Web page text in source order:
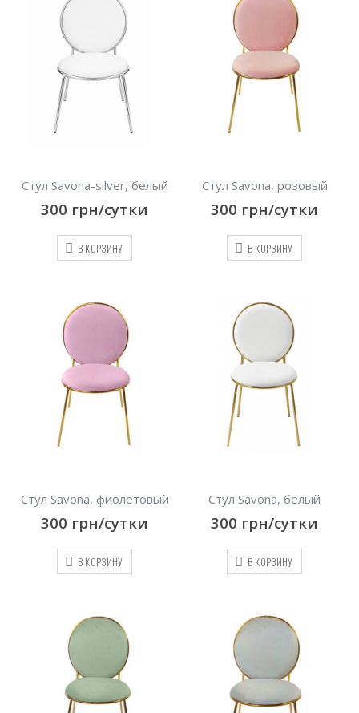
Стул Savona-silver, белый
300 грн/сутки
В КОРЗИНУ
Стул Savona, розовый
300 грн/сутки
В КОРЗИНУ
Стул Savona, фиолетовый
300 грн/сутки
В КОРЗИНУ
Стул Savona, белый
300 грн/сутки
В КОРЗИНУ